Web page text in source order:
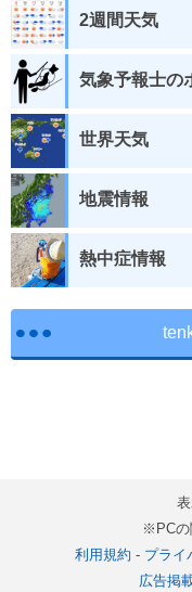
2週間天気
気象予報士の
世界天気
地震情報
熱中症情報
表
※PCの
利用規約 - プライ
広告掲